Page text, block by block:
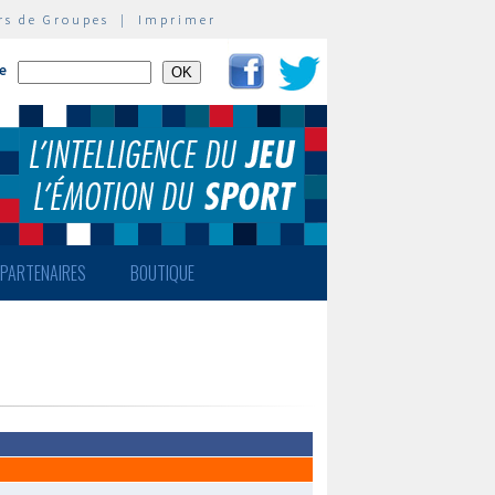
de Groupes | Imprimer
PARTENAIRES BOUTIQUE